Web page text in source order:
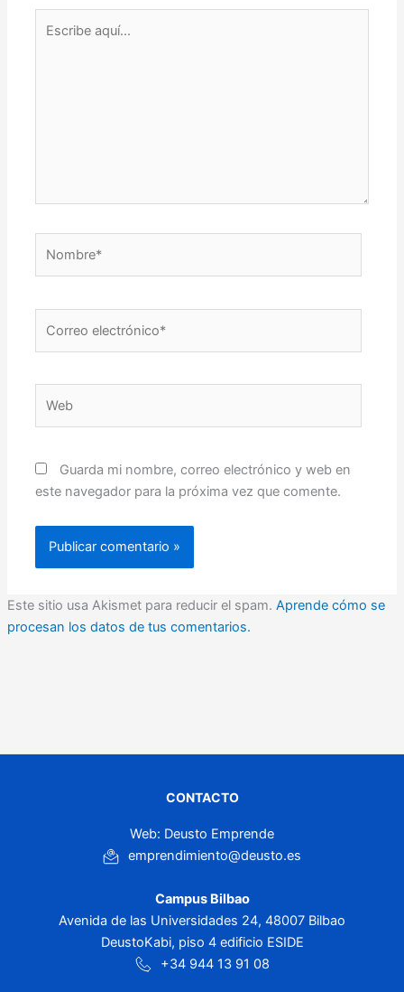
electrónico*
Guarda mi nombre, correo electrónico y web en
este navegador para la próxima vez que comente.
Este sitio usa Akismet para reducir el spam. Aprende cómo se
procesan los datos de tus comentarios.
CONTACTO
Web: Deusto Emprende
emprendimiento@deusto.es
Campus Bilbao
Avenida de las Universidades 24, 48007 Bilbao
DeustoKabi, piso 4 edificio ESIDE
+34 944 13 91 08